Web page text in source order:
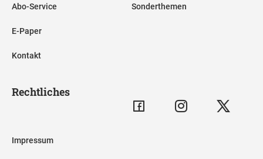
Abo-Service
E-Paper
Kontakt
Sonderthemen
Rechtliches
Impressum